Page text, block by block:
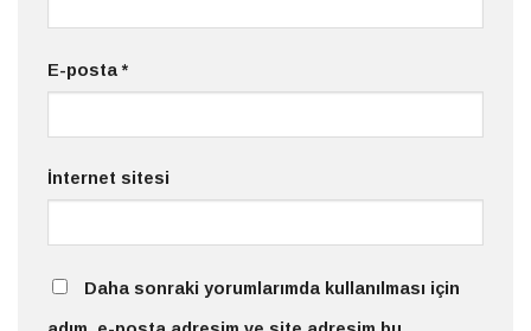
E-posta*
İnternet sitesi
Daha sonraki yorumlarımda kullanılması için